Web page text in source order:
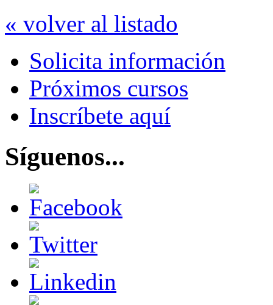
« volver al listado
Solicita información
Próximos cursos
Inscríbete aquí
Síguenos...